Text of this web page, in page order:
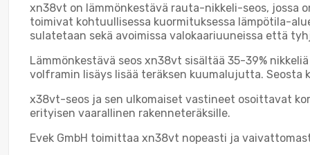
xn38vt on lämmönkestävä rauta-nikkeli-seos, jossa
toimivat kohtuullisessa kuormituksessa lämpötila-
sulatetaan sekä avoimissa valokaariuuneissa että
Lämmönkestävä seos xn38vt sisältää 35-39%
volframin lisäys lisää teräksen kuumalujutta.
x38vt-seos ja sen ulkomaiset vastineet osoittavat
erityisen vaarallinen rakenneteräksille.
Evek GmbH toimittaa xn38vt nopeasti ja